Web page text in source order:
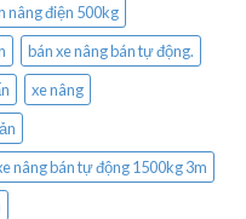
nâng điện 500kg
bán xe nâng bán tự động.
xe nâng
nâng bán tự động 1500kg 3m